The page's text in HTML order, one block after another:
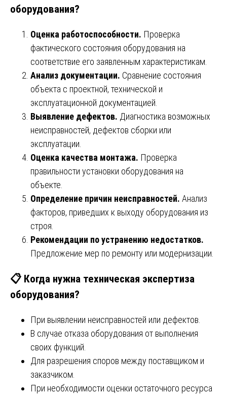
оборудования?
Оценка работоспособности. Проверка
фактического состояния оборудования на
соответствие его заявленным характеристикам.
Анализ документации. Сравнение состояния
объекта с проектной, технической и
эксплуатационной документацией.
Выявление дефектов. Диагностика возможных
неисправностей, дефектов сборки или
эксплуатации.
Оценка качества монтажа. Проверка
правильности установки оборудования на
объекте.
Определение причин неисправностей. Анализ
факторов, приведших к выходу оборудования из
строя.
Рекомендации по устранению недостатков.
Предложение мер по ремонту или модернизации.
📋 Когда нужна техническая экспертиза
оборудования?
При выявлении неисправностей или дефектов.
В случае отказа оборудования от выполнения
своих функций.
Для разрешения споров между поставщиком и
заказчиком.
При необходимости оценки остаточного ресурса